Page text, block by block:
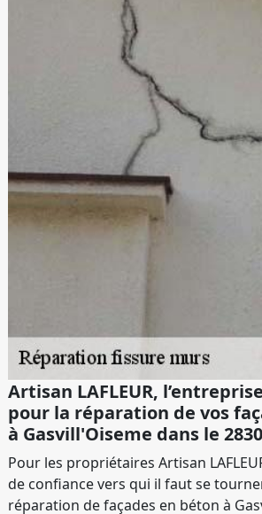
Artisan LAFLEUR,
pour la réparation de vos
à Gasvill'Oiseme dans le
Pour les propriétaires Artisan
de confiance vers qui il faut se
réparation de façades en béton à